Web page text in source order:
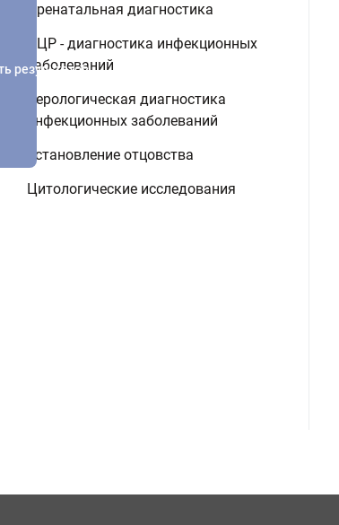
Пренатальная диагностика
ПЦР - диагностика инфекционных
заболеваний
Серологическая диагностика
инфекционных заболеваний
Установление отцовства
Цитологические исследования
результатов